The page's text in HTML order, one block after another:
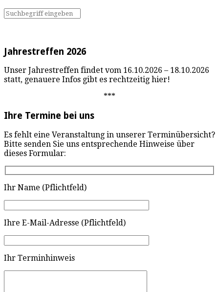
Jahrestreffen 2026
Unser Jahrestreffen findet vom 16.10.2026 – 18.10.2026
statt, genauere Infos gibt es rechtzeitig hier!
***
Ihre Termine bei uns
Es fehlt eine Veranstaltung in unserer Terminübersicht?
Bitte senden Sie uns entsprechende Hinweise über
dieses Formular:
Ihr Name (Pflichtfeld)
Ihre E-Mail-Adresse (Pflichtfeld)
Ihr Terminhinweis